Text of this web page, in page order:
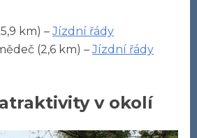
km) –Jízdní řády
(2,6 km) –Jízdní řády
v okolí